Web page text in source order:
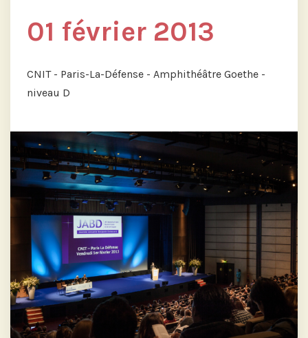
01 février 2013
CNIT - Paris-La-Défense - Amphithéâtre Goethe -
niveau D